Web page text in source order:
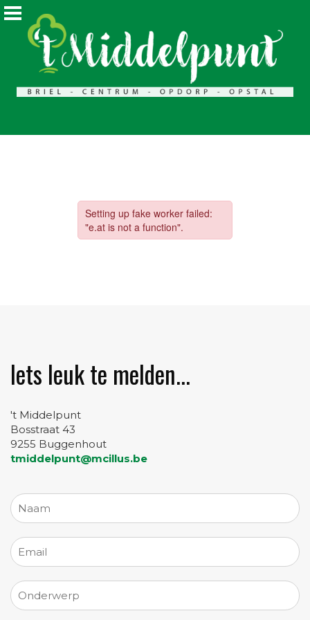
Iets leuk te melden...
't Middelpunt
Bosstraat 43
9255 Buggenhout
tmiddelpunt@mcillus.be